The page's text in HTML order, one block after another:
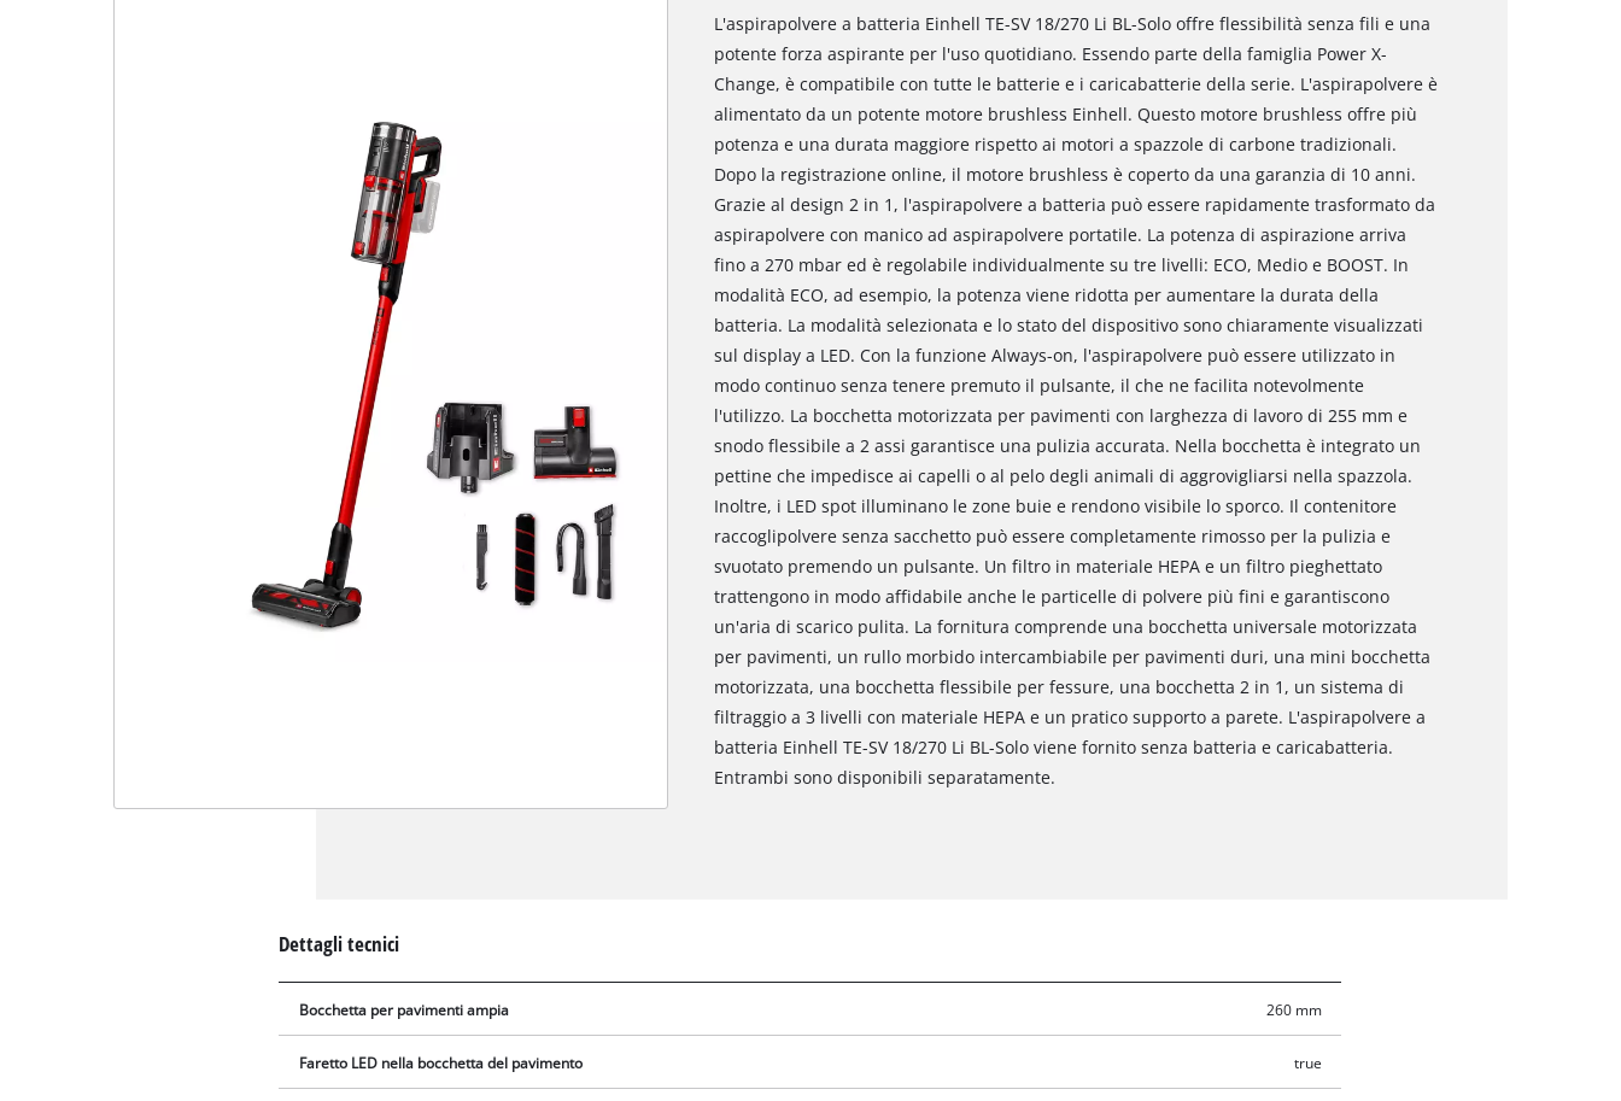
L'aspirapolvere a batteria Einhell TE-SV 18/270 Li BL-Solo offre flessibilità senza fili e una
potente forza aspirante per l'uso quotidiano. Essendo parte della famiglia Power X-
Change, è compatibile con tutte le batterie e i caricabatterie della serie. L'aspirapolvere è
alimentato da un potente motore brushless Einhell. Questo motore brushless offre più
potenza e una durata maggiore rispetto ai motori a spazzole di carbone tradizionali.
Dopo la registrazione online, il motore brushless è coperto da una garanzia di 10 anni.
Grazie al design 2 in 1, l'aspirapolvere a batteria può essere rapidamente trasformato da
aspirapolvere con manico ad aspirapolvere portatile. La potenza di aspirazione arriva
fino a 270 mbar ed è regolabile individualmente su tre livelli: ECO, Medio e BOOST. In
modalità ECO, ad esempio, la potenza viene ridotta per aumentare la durata della
batteria. La modalità selezionata e lo stato del dispositivo sono chiaramente visualizzati
sul display a LED. Con la funzione Always-on, l'aspirapolvere può essere utilizzato in
modo continuo senza tenere premuto il pulsante, il che ne facilita notevolmente
l'utilizzo. La bocchetta motorizzata per pavimenti con larghezza di lavoro di 255 mm e
snodo flessibile a 2 assi garantisce una pulizia accurata. Nella bocchetta è integrato un
pettine che impedisce ai capelli o al pelo degli animali di aggrovigliarsi nella spazzola.
Inoltre, i LED spot illuminano le zone buie e rendono visibile lo sporco. Il contenitore
raccoglipolvere senza sacchetto può essere completamente rimosso per la pulizia e
svuotato premendo un pulsante. Un filtro in materiale HEPA e un filtro pieghettato
trattengono in modo affidabile anche le particelle di polvere più fini e garantiscono
un'aria di scarico pulita. La fornitura comprende una bocchetta universale motorizzata
per pavimenti, un rullo morbido intercambiabile per pavimenti duri, una mini bocchetta
motorizzata, una bocchetta flessibile per fessure, una bocchetta 2 in 1, un sistema di
filtraggio a 3 livelli con materiale HEPA e un pratico supporto a parete. L'aspirapolvere a
batteria Einhell TE-SV 18/270 Li BL-Solo viene fornito senza batteria e caricabatteria.
Entrambi sono disponibili separatamente.
Dettagli tecnici
Bocchetta per pavimenti ampia 260 mm
Faretto LED nella bocchetta del pavimento true